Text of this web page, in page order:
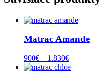
Matrac Amande
900€ – 1.830€